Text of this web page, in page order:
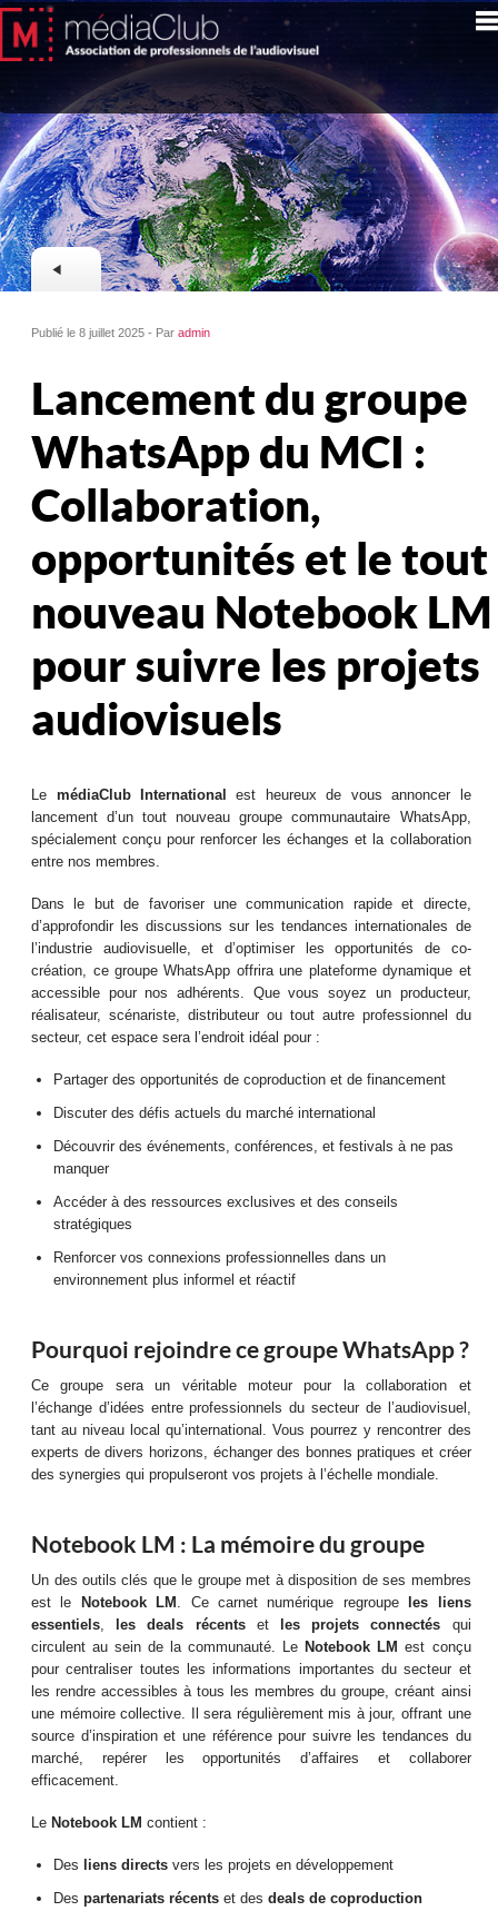
Publié le 8 juillet 2025 - Paradmin
Lancement du groupe
WhatsApp du MCI :
Collaboration,
opportunités et le tout
nouveau Notebook LM
pour suivre les projets
audiovisuels
Le médiaClub International
est heureux de vous annoncer le
lancement d’un tout nouveau groupe communautaire WhatsApp,
spécialement conçu pour renforcer les échanges et la collaboration
entre nos membres.
Dans le but de favoriser une communication rapide et directe,
d’approfondir les discussions sur les tendances internationales de
l’industrie audiovisuelle, et d’optimiser les opportunités de co-
création, ce groupe WhatsApp offrira une plateforme dynamique et
accessible pour nos adhérents. Que vous soyez un producteur,
réalisateur, scénariste, distributeur ou tout autre professionnel du
secteur, cet espace sera l’endroit idéal pour :
Partager des opportunités de coproduction et de financement
Discuter des défis actuels du marché international
Découvrir des événements, conférences, et festivals à ne pas
manquer
Accéder à des ressources exclusives et des conseils
stratégiques
Renforcer vos connexions professionnelles dans un
environnement plus informel et réactif
Pourquoi rejoindre ce groupe WhatsApp ?
Ce groupe sera un véritable moteur pour la collaboration et
l’échange d’idées entre professionnels du secteur de l’audiovisuel,
tant au niveau local qu’international. Vous pourrez y rencontrer des
experts de divers horizons, échanger des bonnes pratiques et créer
des synergies qui propulseront vos projets à l’échelle mondiale.
Notebook LM : La mémoire du groupe
Un des outils clés que le groupe met à disposition de ses membres
est le
Notebook LM . Ce carnet numérique regroupe
les liens
essentiels, les deals récentset les projets connectés qui
circulent au sein de la communauté. Le Notebook LM est conçu
pour centraliser toutes les informations importantes du secteur et
les rendre accessibles à tous les membres du groupe, créant ainsi
une mémoire collective. Il sera régulièrement mis à jour, offrant une
source d’inspiration et une référence pour suivre les tendances du
marché, repérer les opportunités d’affaires et collaborer
efficacement.
Le Notebook LM contient :
Des liens directs vers les projets en développement
Despartenariats récents et desdeals de coproduction